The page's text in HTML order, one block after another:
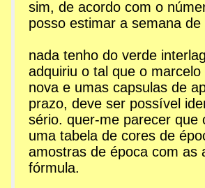
sim, de acordo com o
posso estimar a semana de
nada tenho do verde
adquiriu o tal que o
nova e umas capsulas de
prazo, deve ser possível
sério. quer-me parecer
uma tabela de cores de
amostras de época com as
fórmula.